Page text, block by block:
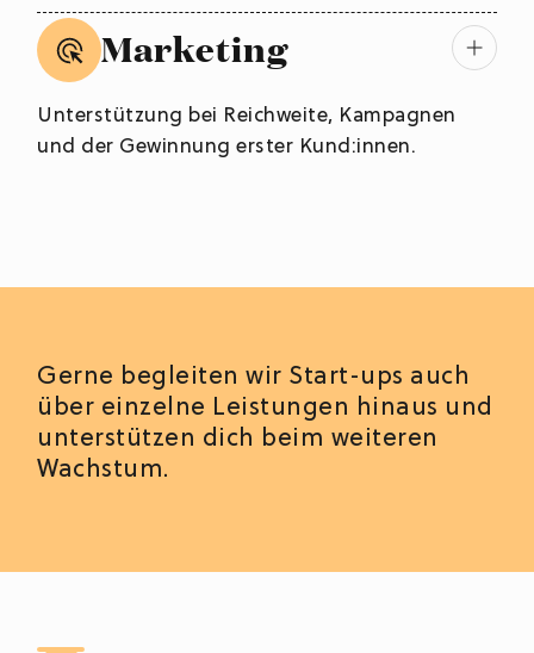
Marketing
Unterstützung bei Reichweite, Kampagnen
und der Gewinnung erster Kund:innen.
Gerne begleiten wir Start-ups auch
über einzelne Leistungen hinaus und
unterstützen dich beim weiteren
Wachstum.